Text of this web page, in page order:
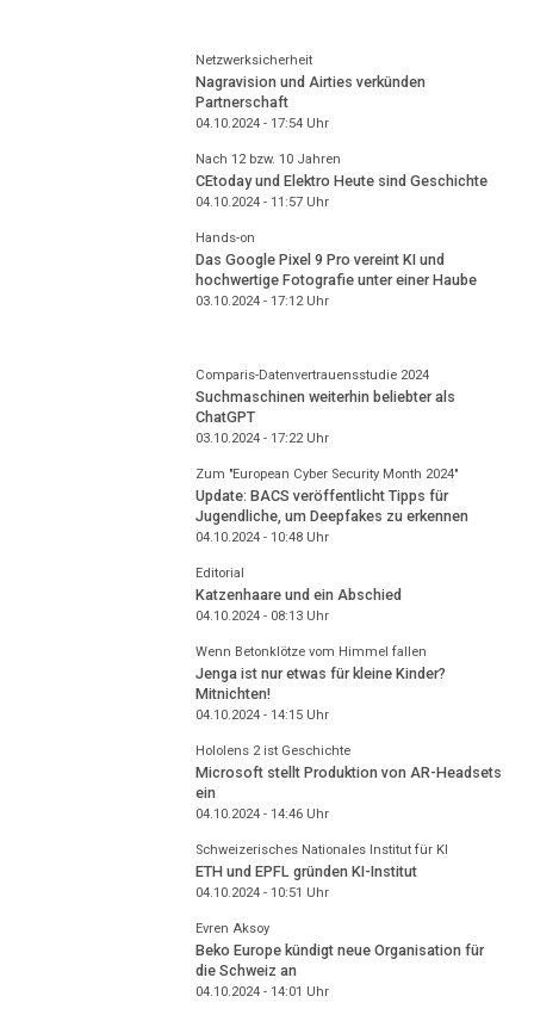
Netzwerksicherheit
Nagravision und Airties verkünden
Partnerschaft
04.10.2024 - 17:54Uhr
Nach 12 bzw. 10 Jahren
CEtoday und Elektro Heute sind Geschichte
04.10.2024 - 11:57Uhr
Hands-on
Das Google Pixel 9 Pro vereint KI und
hochwertige Fotografie unter einer Haube
03.10.2024 - 17:12Uhr
Comparis-Datenvertrauensstudie 2024
Suchmaschinen weiterhin beliebter als
ChatGPT
03.10.2024 - 17:22Uhr
Zum "European Cyber Security Month 2024"
Update: BACS veröffentlicht Tipps für
Jugendliche, um Deepfakes zu erkennen
04.10.2024 - 10:48Uhr
Editorial
Katzenhaare und ein Abschied
04.10.2024 - 08:13Uhr
Wenn Betonklötze vom Himmel fallen
Jenga ist nur etwas für kleine Kinder?
Mitnichten!
04.10.2024 - 14:15Uhr
Hololens 2 ist Geschichte
Microsoft stellt Produktion von AR-Headsets
ein
04.10.2024 - 14:46Uhr
Schweizerisches Nationales Institut für KI
ETH und EPFL gründen KI-Institut
04.10.2024 - 10:51 Uhr
Evren Aksoy
Beko Europe kündigt neue Organisation für
die Schweiz an
04.10.2024 - 14:01 Uhr